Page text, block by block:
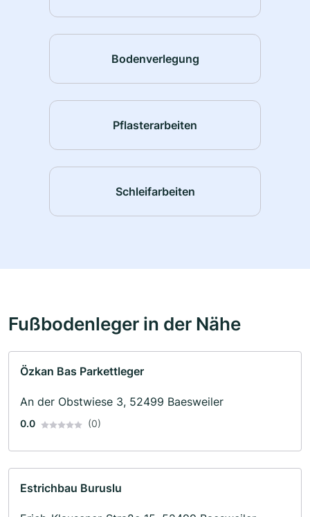
Bodenverlegung
Pflasterarbeiten
Schleifarbeiten
Fußbodenleger in der Nähe
Özkan Bas Parkettleger
An der Obstwiese 3, 52499 Baesweiler
0.0 (0)
Estrichbau Buruslu